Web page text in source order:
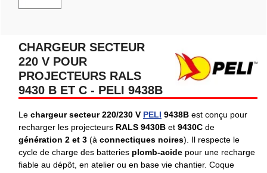
CHARGEUR SECTEUR
220 V POUR
PROJECTEURS RALS
9430 B ET C - PELI 9438B
Le chargeur secteur 220/230 V PELI 9438B est conçu pour
recharger les projecteurs RALS 9430B et 9430C de
génération 2 et 3 (à connectiques noires). Il respecte le
cycle de charge des batteries plomb-acide pour une recharge
fiable au dépôt, en atelier ou en base vie chantier. Coque